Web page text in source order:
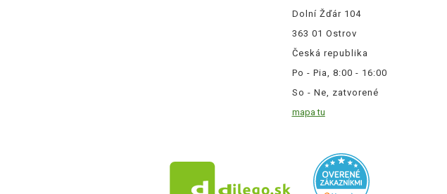
Dolní Žďár 104
363 01 Ostrov
Česká republika
Po - Pia, 8:00 - 16:00
So - Ne, zatvorené
mapa tu